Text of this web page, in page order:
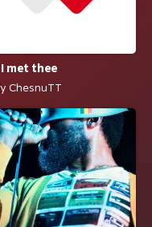
met thee
ChesnuTT